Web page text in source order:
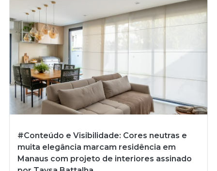
#Conteúdo e Visibilidade: Cores neutras e
muita elegância marcam residência em
Manaus com projeto de interiores assinado